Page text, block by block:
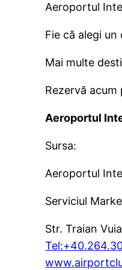
Aeroportul
Fie că alegi
Mai multe
Rezervă
Aeroportul
Sursa:
Aeroportul
Serviciul
Str. Traian